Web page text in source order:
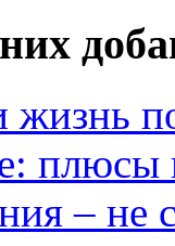
жизнь
плюсы
– не